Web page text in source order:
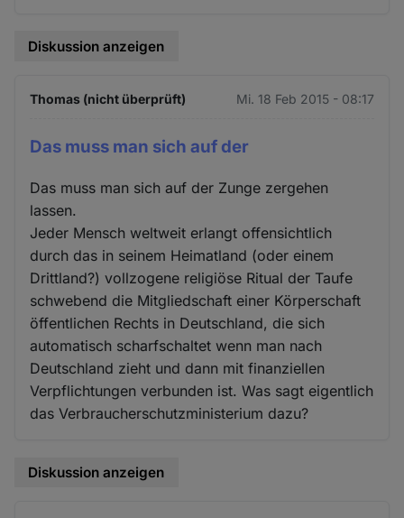
Diskussion anzeigen
Thomas (nicht überprüft) Mi. 18 Feb 2015 - 08:17
Das muss man sich auf der
Das muss man sich auf der Zunge zergehen
lassen.
Jeder Mensch weltweit erlangt offensichtlich
durch das in seinem Heimatland (oder einem
Drittland?) vollzogene religiöse Ritual der Taufe
schwebend die Mitgliedschaft einer Körperschaft
öffentlichen Rechts in Deutschland, die sich
automatisch scharfschaltet wenn man nach
Deutschland zieht und dann mit finanziellen
Verpflichtungen verbunden ist. Was sagt eigentlich
das Verbraucherschutzministerium dazu?
Diskussion anzeigen